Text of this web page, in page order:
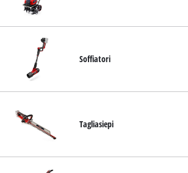
Soffiatori
Tagliasiepi